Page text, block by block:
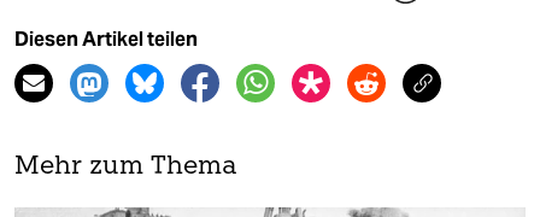
Diesen Artikel teilen
Mehr zum Thema